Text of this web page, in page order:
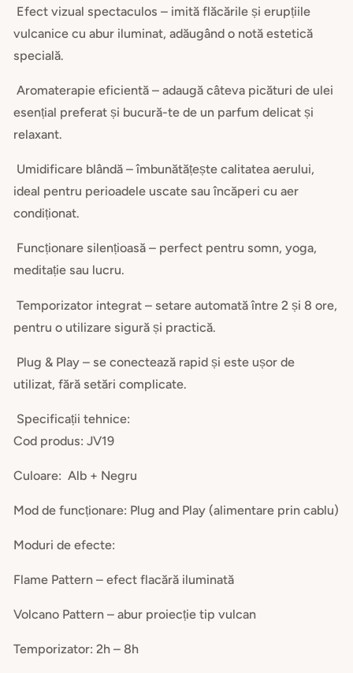
Efect vizual spectaculos – imită flăcările și erupțiile
vulcanice cu abur iluminat, adăugând o notă estetică
specială.
Aromaterapie eficientă – adaugă câteva picături de ulei
esențial preferat și bucură-te de un parfum delicat și
relaxant.
Umidificare blândă – îmbunătățește calitatea aerului,
ideal pentru perioadele uscate sau încăperi cu aer
condiționat.
Funcționare silențioasă – perfect pentru somn, yoga,
meditație sau lucru.
Temporizator integrat – setare automată între 2 și 8 ore,
pentru o utilizare sigură și practică.
Plug & Play – se conectează rapid și este ușor de
utilizat, fără setări complicate.
Specificații tehnice:
Cod produs: JV19
Culoare: Alb + Negru
Mod de funcționare: Plug and Play (alimentare prin cablu)
Moduri de efecte:
Flame Pattern – efect flacără iluminată
Volcano Pattern – abur proiecție tip vulcan
Temporizator: 2h – 8h